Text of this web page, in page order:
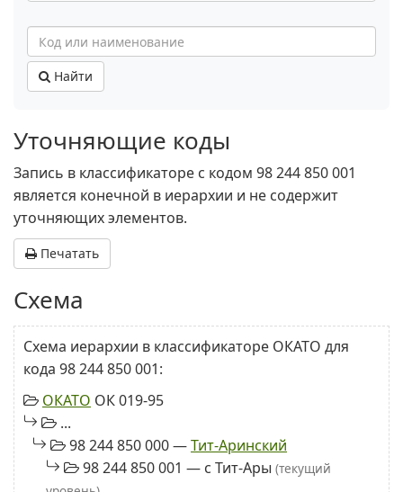
Найти
Уточняющие коды
Запись в классификаторе с кодом 98 244 850 001
является конечной в иерархии и не содержит
уточняющих элементов.
Печатать
Схема
Схема иерархии в классификаторе ОКАТО для
кода 98 244 850 001:
ОКАТО ОК 019-95
...
98 244 850 000 —Тит-Аринский
98 244 850 001 — с Тит-Ары (текущий